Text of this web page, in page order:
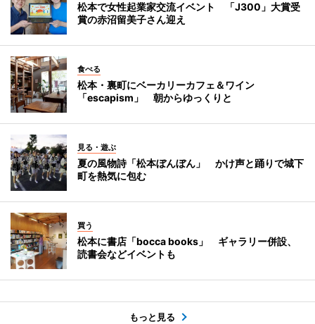
松本で女性起業家交流イベント 「J300」大賞受
賞の赤沼留美子さん迎え
食べる
松本・裏町にベーカリーカフェ＆ワイン
「escapism」 朝からゆっくりと
見る・遊ぶ
夏の風物詩「松本ぼんぼん」 かけ声と踊りで城下
町を熱気に包む
買う
松本に書店「bocca books」 ギャラリー併設、
読書会などイベントも
もっと見る